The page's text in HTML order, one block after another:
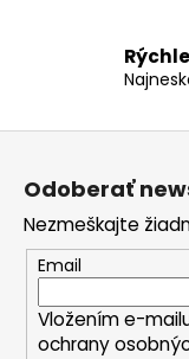
Z
Odoberať
Nezmeškajte
Email
Vložením e-
ochrany